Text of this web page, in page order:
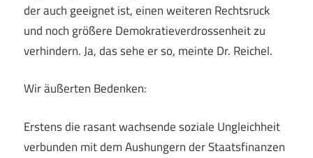
der auch geeignet ist, einen weiteren Rechtsruck
und noch größere Demokratieverdrossenheit zu
verhindern. Ja, das sehe er so, meinte Dr. Reichel.
Wir äußerten Bedenken:
Erstens die rasant wachsende soziale Ungleichheit
verbunden mit dem Aushungern der Staatsfinanzen